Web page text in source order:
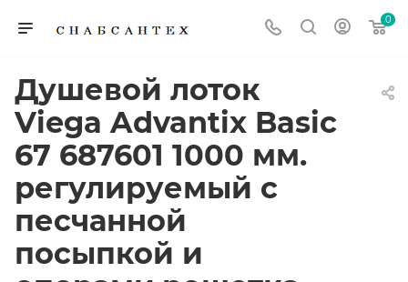
0
Душевой лоток
Viega Advantix Basic
67 687601 1000 мм.
регулируемый с
песчанной
посыпкой и